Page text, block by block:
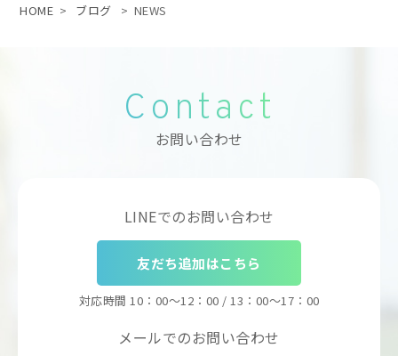
HOME > ブログ > NEWS
Contact
お問い合わせ
LINEでのお問い合わせ
友だち追加はこちら
対応時間 10：00～12：00 / 13：00～17：00
メールでのお問い合わせ